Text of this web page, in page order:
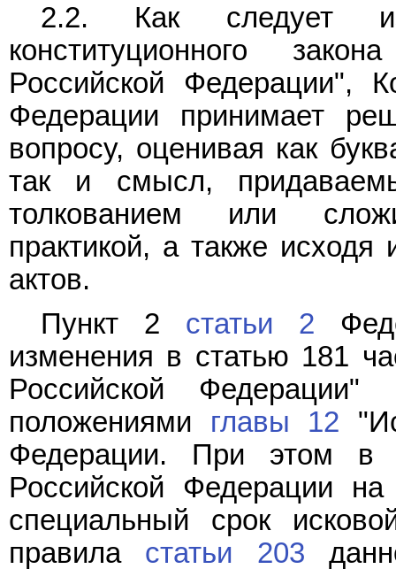
2.2. Как
конституционного
Российской Федерации",
Федерации принимает
вопросу, оценивая как
так и смысл,
толкованием или
практикой, а также
актов.
Пункт 2 статьи 2
изменения в статью 181
Российской
положениями главы 12
Федерации. При этом
Российской Федерации
специальный срок
правила статьи 203